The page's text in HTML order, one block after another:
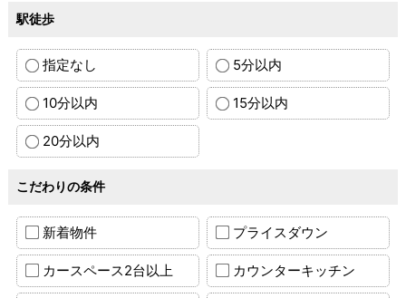
駅徒歩
指定なし 5分以内
10分以内 15分以内
20分以内
こだわりの条件
新着物件 プライスダウン
カースペース2台以上 カウンターキッチン